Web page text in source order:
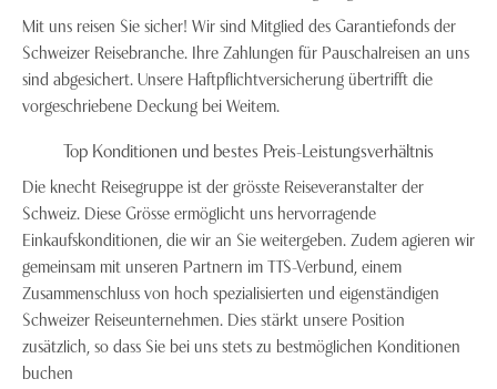
Mit uns reisen Sie sicher! Wir sind Mitglied des Garantiefonds der
Schweizer Reisebranche. Ihre Zahlungen für Pauschalreisen an uns
sind abgesichert. Unsere Haftpflichtversicherung übertrifft die
vorgeschriebene Deckung bei Weitem.
Top Konditionen und bestes Preis-Leistungsverhältnis
Die knecht Reisegruppe ist der grösste Reiseveranstalter der
Schweiz. Diese Grösse ermöglicht uns hervorragende
Einkaufskonditionen, die wir an Sie weitergeben. Zudem agieren wir
gemeinsam mit unseren Partnern im TTS-Verbund, einem
Zusammenschluss von hoch spezialisierten und eigenständigen
Schweizer Reiseunternehmen. Dies stärkt unsere Position
zusätzlich, so dass Sie bei uns stets zu bestmöglichen Konditionen
buchen